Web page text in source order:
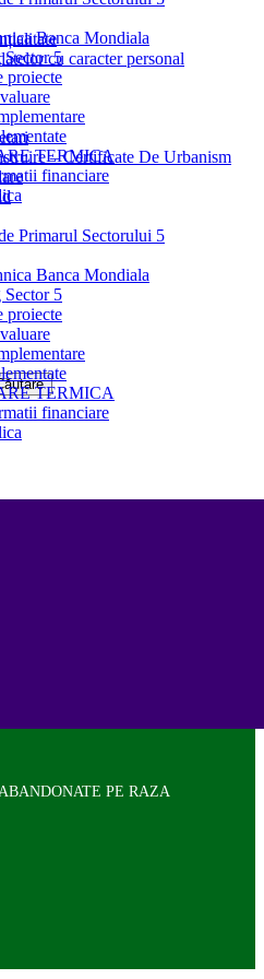
Banca Mondiala
Sector 5
proiecte
TERMICA
financiare
cu caracter personal
– Certificate De Urbanism
Primarul Sectorului 5
Banca Mondiala
Sector 5
proiecte
TERMICA
financiare
PE RAZA